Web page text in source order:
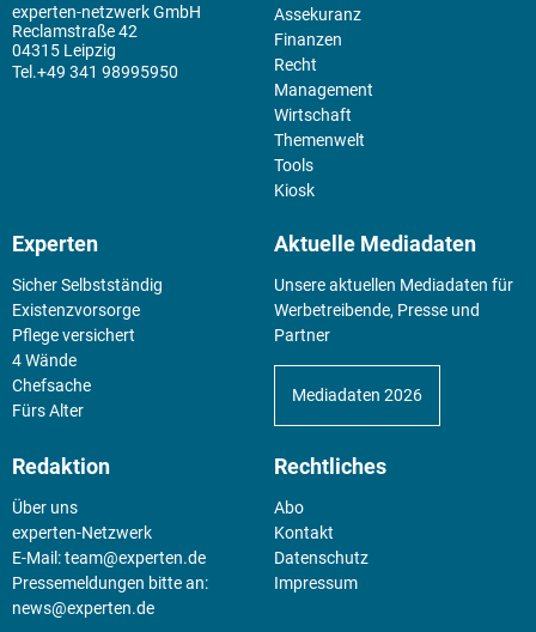
experten-netzwerk GmbH
Reclamstraße 42
04315 Leipzig
+49 341 98995950
Assekuranz
Finanzen
Recht
Management
Wirtschaft
Themenwelt
Tools
Kiosk
Experten
Sicher Selbstständig
Existenz­vorsorge
Pflege versichert
4 Wände
Chefsache
Fürs Alter
Aktuelle Mediadaten
Unsere aktuellen Mediadaten für
Werbetreibende, Presse und
Partner
Mediadaten 2026
Redaktion
Über uns
experten-Netzwerk
E-Mail:team@experten.de
Pressemeldungen bitte an:
news@experten.de
Rechtliches
Abo
Kontakt
Datenschutz
Impressum